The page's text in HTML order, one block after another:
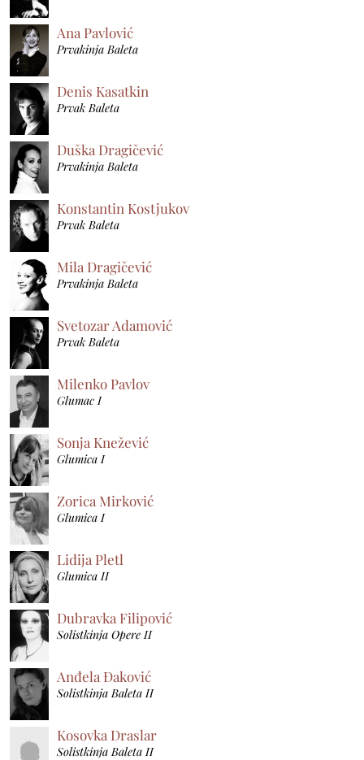
Ana Pavlović
Prvakinja Baleta
Denis Kasatkin
Prvak Baleta
Duška Dragičević
Prvakinja Baleta
Konstantin Kostjukov
Prvak Baleta
Mila Dragičević
Prvakinja Baleta
Svetozar Adamović
Prvak Baleta
Milenko Pavlov
Glumac I
Sonja Knežević
Glumica I
Zorica Mirković
Glumica I
Lidija Pletl
Glumica II
Dubravka Filipović
Solistkinja Opere II
Anđela Đaković
Solistkinja Baleta II
Kosovka Draslar
Solistkinja Baleta II